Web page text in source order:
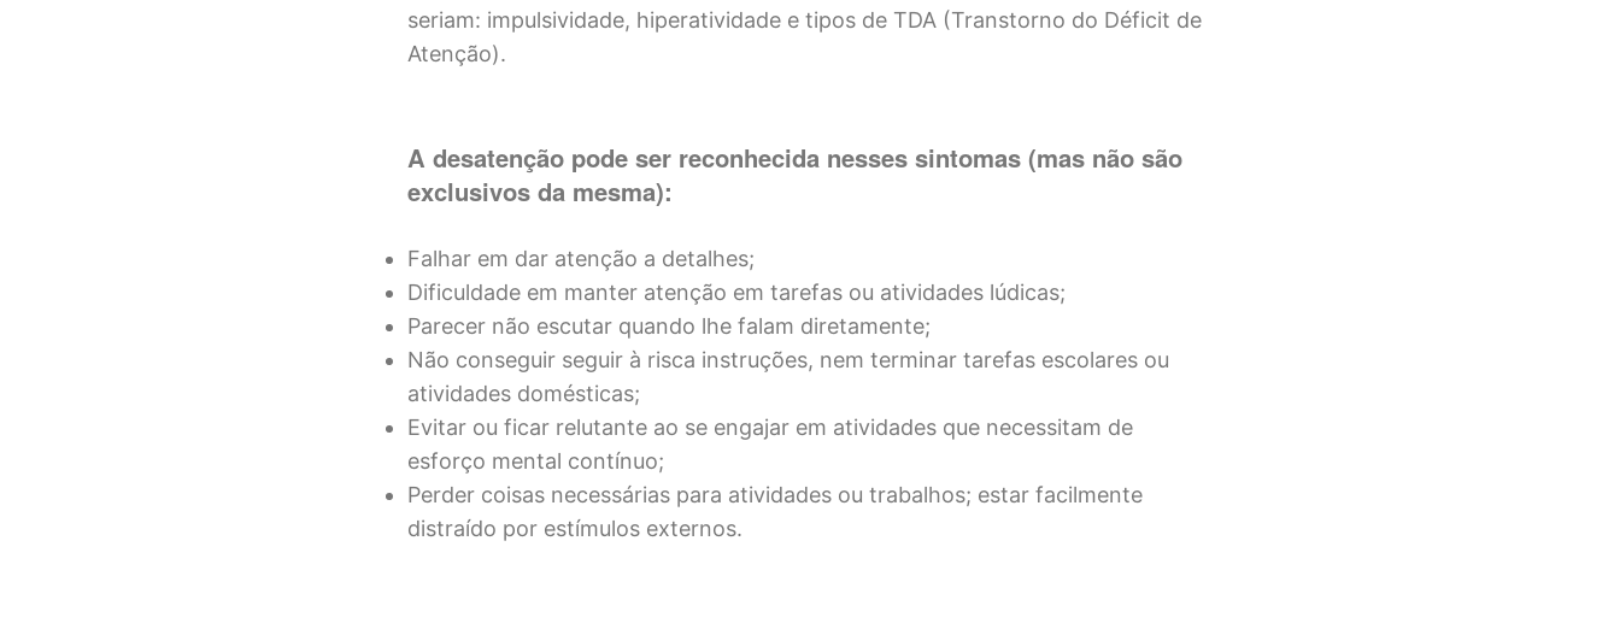
seriam: impulsividade, hiperatividade e tipos de TDA (Transtorno do Déficit de
Atenção).
A desatenção pode ser reconhecida nesses sintomas (mas não são
exclusivos da mesma):
Falhar em dar atenção a detalhes;
Dificuldade em manter atenção em tarefas ou atividades lúdicas;
Parecer não escutar quando lhe falam diretamente;
Não conseguir seguir à risca instruções, nem terminar tarefas escolares ou
atividades domésticas;
Evitar ou ficar relutante ao se engajar em atividades que necessitam de
esforço mental contínuo;
Perder coisas necessárias para atividades ou trabalhos; estar facilmente
distraído por estímulos externos.